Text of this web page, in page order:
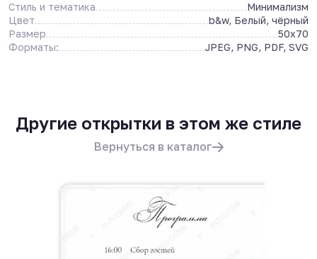
Стиль и тематика
Минимализм
Цвет
b&w, Белый, чёрный
Размер
50x70
Форматы:
JPEG, PNG, PDF, SVG
Другие открытки в этом же стиле
Вернуться в каталог